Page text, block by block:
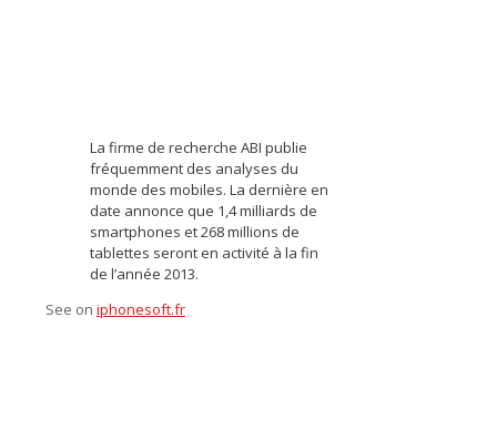
La firme de recherche ABI publie
fréquemment des analyses du
monde des mobiles. La dernière en
date annonce que 1,4 milliards de
smartphones et 268 millions de
tablettes seront en activité à la fin
de l’année 2013.
See on iphonesoft.fr